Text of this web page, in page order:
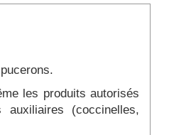
les produits autorisés
(coccinelles,